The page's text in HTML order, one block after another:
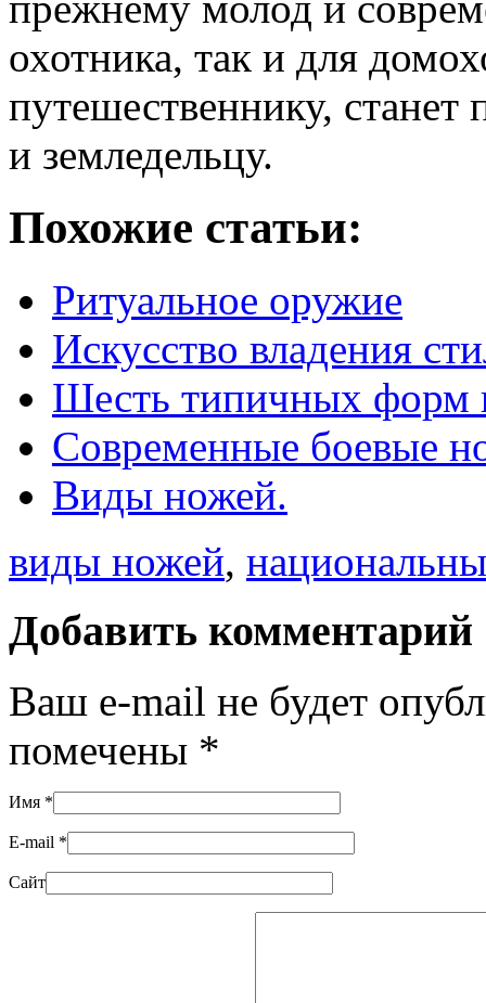
охотника, так и для
путешественнику,
и земледельцу.
Похожие статьи:
Ритуальное оружие
Искусство владения
Шесть типичных форм
Современные боевые
Виды ножей.
виды ножей,
Добавить комментарий
Ваш e-mail не будет
помечены *
Имя *
E-mail *
Сайт